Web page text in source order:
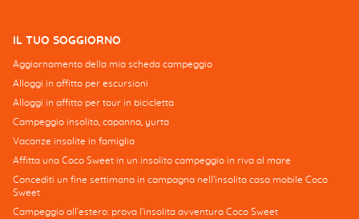
IL TUO SOGGIORNO
Aggiornamento della mia scheda campeggio
Alloggi in affitto per escursioni
Alloggi in affitto per tour in bicicletta
Campeggio insolito, capanna, yurta
Vacanze insolite in famiglia
Affitta una Coco Sweet in un insolito campeggio in riva al mare
Concediti un fine settimana in campagna nell'insolita casa mobile Coco
Sweet
Campeggio all'estero: prova l'insolita avventura Coco Sweet